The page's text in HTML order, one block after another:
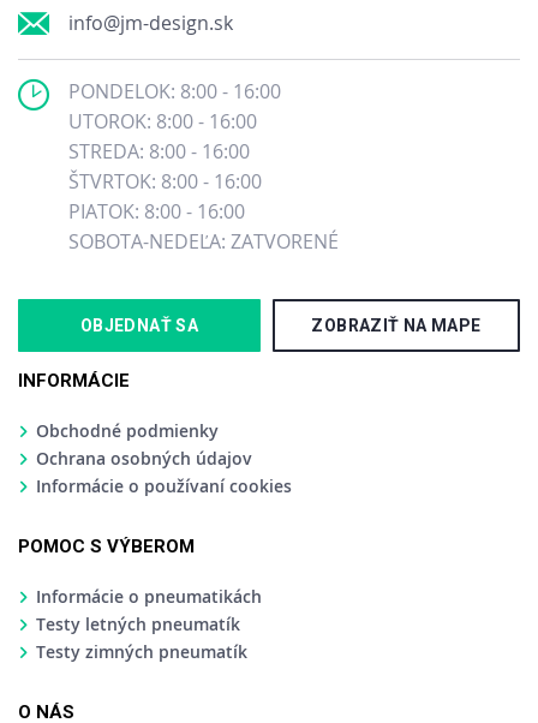
info@jm-design.sk
PONDELOK: 8:00 - 16:00
UTOROK: 8:00 - 16:00
STREDA: 8:00 - 16:00
ŠTVRTOK: 8:00 - 16:00
PIATOK: 8:00 - 16:00
SOBOTA-NEDEĽA: ZATVORENÉ
OBJEDNAŤ SA ZOBRAZIŤ NA MAPE
INFORMÁCIE
Obchodné podmienky
Ochrana osobných údajov
Informácie o používaní cookies
POMOC S VÝBEROM
Informácie o pneumatikách
Testy letných pneumatík
Testy zimných pneumatík
O NÁS